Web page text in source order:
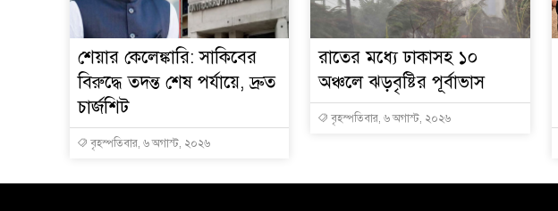
শেয়ার কেলেঙ্কারি: সাকিবের
বিরুদ্ধে তদন্ত শেষ পর্যায়ে, দ্রুত
চার্জশিট
বৃহস্পতিবার, ৬ অগাস্ট, ২০২৬
রাতের মধ্যে ঢাকাসহ ১০
অঞ্চলে ঝড়বৃষ্টির পূর্বাভাস
বৃহস্পতিবার, ৬ অগাস্ট, ২০২৬